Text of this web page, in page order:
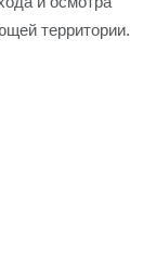
территории.